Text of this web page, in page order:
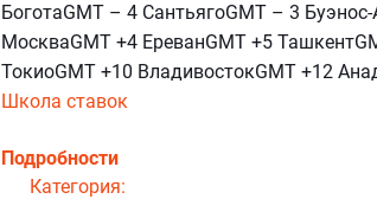
БоготаGMT – 4 СантьягоGMT – 3
МоскваGMT +4 ЕреванGMT +5
ТокиоGMT +10 ВладивостокGMT +12
Школа ставок
Подробности
Категория: